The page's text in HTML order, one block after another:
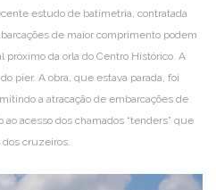
estudo de batimetria, contratada
de maior comprimento podem
próximo da orla do Centro Histórico. A
píer. A obra, que estava parada, foi
a atracação de embarcações de
acesso dos chamados “tenders” que
cruzeiros.